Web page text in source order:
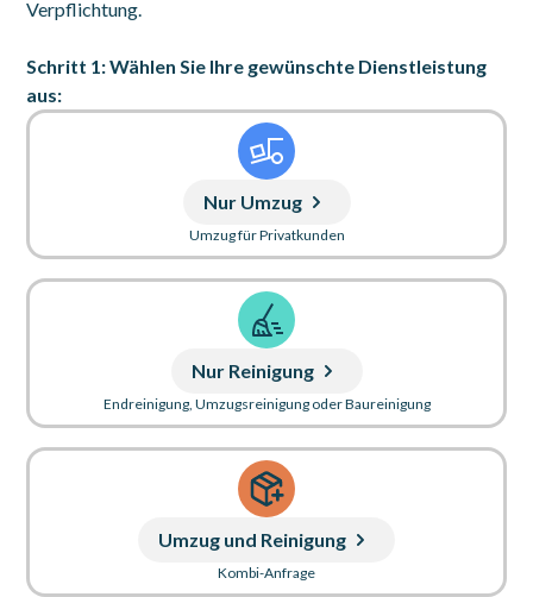
Verpflichtung.
Schritt 1: Wählen Sie Ihre gewünschte Dienstleistung
aus:
Nur Umzug
Umzug für Privatkunden
Nur Reinigung
Endreinigung, Umzugsreinigung oder Baureinigung
Umzug und Reinigung
Kombi-Anfrage